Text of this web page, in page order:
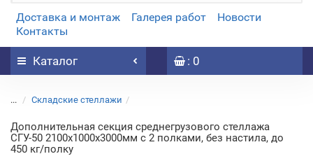
Доставка и монтаж Галерея работ
Новости
Контакты
Каталог : 0
... Складские стеллажи
Дополнительная секция среднегрузового стеллажа
СГУ-50 2100х1000х3000мм с 2 полками, без настила, до
450 кг/полку